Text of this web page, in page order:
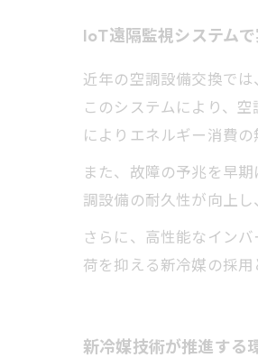
IoT遠隔監視システム
近年の空調設備交換で
このシステムにより、
によりエネルギー消費
また、故障の予兆を早
調設備の耐久性が向上し
さらに、高性能なイン
荷を抑える新冷媒の採
新冷媒技術が推進する